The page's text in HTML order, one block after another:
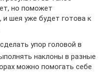
но поможет
и шея уже будет готова к
упор головой в
наклоны в разные
можно помогать себе